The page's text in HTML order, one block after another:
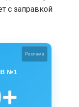
с заправкой
Реклама
№1